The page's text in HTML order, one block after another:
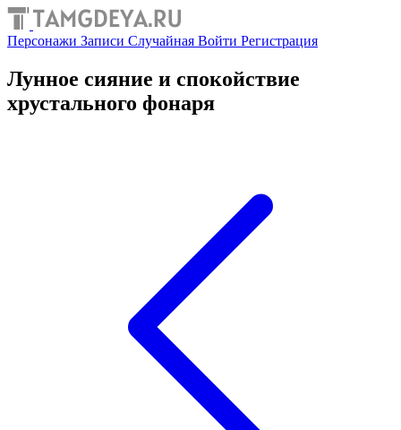
Персонажи Записи Случайная Войти Регистрация
Лунное сияние и спокойствие
хрустального фонаря